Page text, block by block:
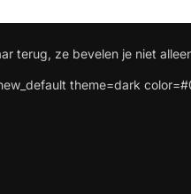
terug, ze bevelen je niet
theme=dark